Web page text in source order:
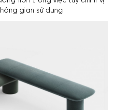
gian sử dụng